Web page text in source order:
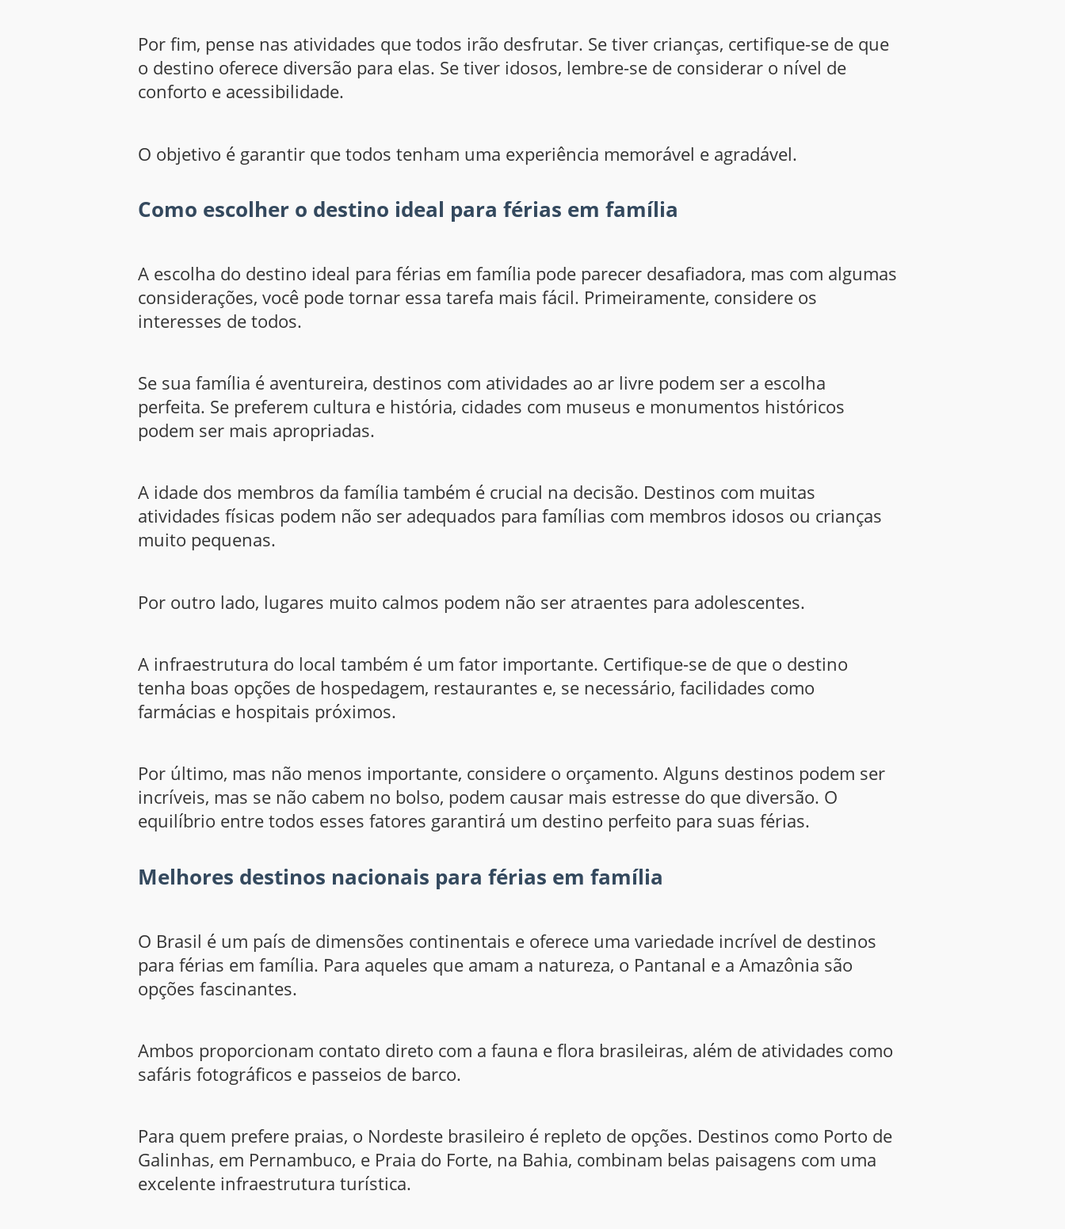
Por fim, pense nas atividades que todos irão desfrutar. Se tiver crianças, certifique-se de que
o destino oferece diversão para elas. Se tiver idosos, lembre-se de considerar o nível de
conforto e acessibilidade.
O objetivo é garantir que todos tenham uma experiência memorável e agradável.
Como escolher o destino ideal para férias em família
A escolha do destino ideal para férias em família pode parecer desafiadora, mas com algumas
considerações, você pode tornar essa tarefa mais fácil. Primeiramente, considere os
interesses de todos.
Se sua família é aventureira, destinos com atividades ao ar livre podem ser a escolha
perfeita. Se preferem cultura e história, cidades com museus e monumentos históricos
podem ser mais apropriadas.
A idade dos membros da família também é crucial na decisão. Destinos com muitas
atividades físicas podem não ser adequados para famílias com membros idosos ou crianças
muito pequenas.
Por outro lado, lugares muito calmos podem não ser atraentes para adolescentes.
A infraestrutura do local também é um fator importante. Certifique-se de que o destino
tenha boas opções de hospedagem, restaurantes e, se necessário, facilidades como
farmácias e hospitais próximos.
Por último, mas não menos importante, considere o orçamento. Alguns destinos podem ser
incríveis, mas se não cabem no bolso, podem causar mais estresse do que diversão. O
equilíbrio entre todos esses fatores garantirá um destino perfeito para suas férias.
Melhores destinos nacionais para férias em família
O Brasil é um país de dimensões continentais e oferece uma variedade incrível de destinos
para férias em família. Para aqueles que amam a natureza, o Pantanal e a Amazônia são
opções fascinantes.
Ambos proporcionam contato direto com a fauna e flora brasileiras, além de atividades como
safáris fotográficos e passeios de barco.
Para quem prefere praias, o Nordeste brasileiro é repleto de opções. Destinos como Porto de
Galinhas, em Pernambuco, e Praia do Forte, na Bahia, combinam belas paisagens com uma
excelente infraestrutura turística.